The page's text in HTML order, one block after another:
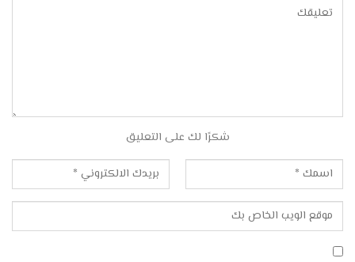
شكرًا لك على التعليق